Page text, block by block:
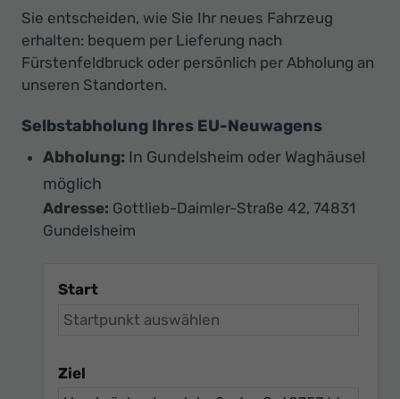
Sie entscheiden, wie Sie Ihr neues Fahrzeug
erhalten: bequem per Lieferung nach
Fürstenfeldbruck oder persönlich per Abholung an
unseren Standorten.
Selbstabholung Ihres EU-Neuwagens
Abholung: In Gundelsheim oder Waghäusel
möglich
Adresse: Gottlieb-Daimler-Straße 42, 74831
Gundelsheim
Start
Ziel